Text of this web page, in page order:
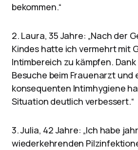
bekommen.“
2. Laura, 35 Jahre: „Nach der
Kindes hatte ich vermehrt mit
Intimbereich zu kämpfen.
Besuche beim Frauenarzt und
konsequenten Intimhygiene
Situation deutlich verbessert.“
3. Julia, 42 Jahre: „Ich habe
wiederkehrenden